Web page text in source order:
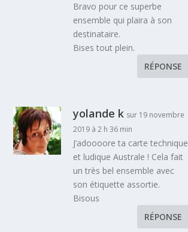
Bravo pour ce superbe
ensemble qui plaira à son
destinataire.
Bises tout plein.
RÉPONSE
yolande k sur 19 novembre
2019 à 2 h 36 min
J’adoooore ta carte technique
et ludique Australe ! Cela fait
un très bel ensemble avec
son étiquette assortie.
Bisous
RÉPONSE